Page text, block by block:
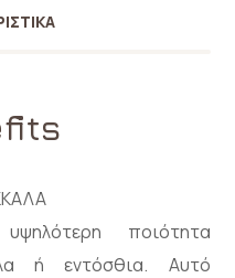
ποιότητα
ή εντόσθια. Αυτό